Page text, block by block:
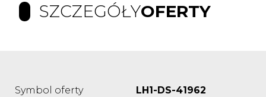
SZCZEGÓŁYOFERTY
Symbol oferty
LH1-DS-41962